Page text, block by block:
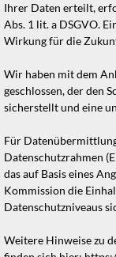
Ihrer Daten erteilt,
Abs. 1 lit. a DSGVO.
Wirkung für die
Wir haben mit dem
geschlossen, der den
sicherstellt und eine
Für
Datenschutzrahmen
das auf Basis eines
Kommission die
Datenschutzniveaus
Weitere Hinweise zu